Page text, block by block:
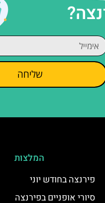
שליחה
המלצות
פירנצה בחודש יוני
סיורי אופניים בפירנצה